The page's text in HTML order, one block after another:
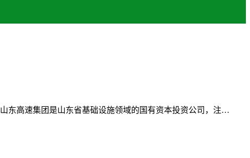
东高速集团是山东省基础设施领域的国有资本投资公司，注…